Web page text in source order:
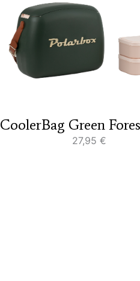
CoolerBag Green
27,95€